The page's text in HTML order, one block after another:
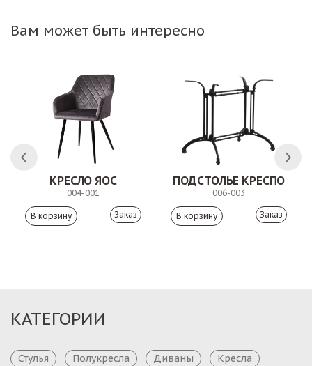
Вам может быть интересно
КРЕСЛО ЯОС
004-001
Заказ
ПОДСТОЛЬЕ КРЕСПО
006-003
Заказ
КАТЕГОРИИ
Стулья Полукресла Диваны
Кресла